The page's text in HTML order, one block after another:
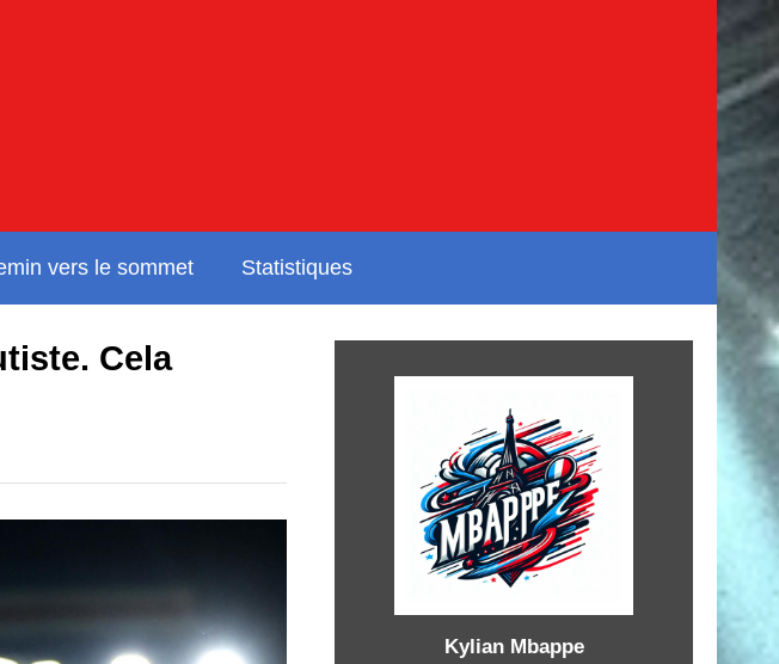
vers le sommet Statistiques
Cela
Kylian Mbappe